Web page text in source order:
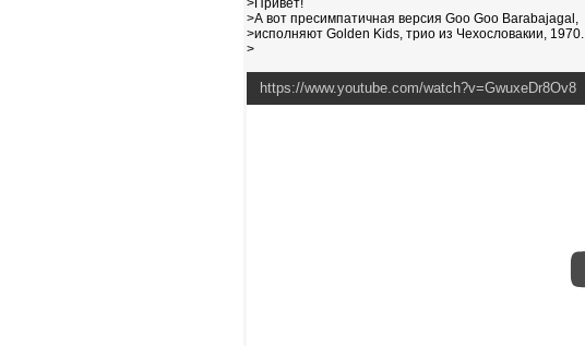
>Привет!
>А вот пресимпатичная версия Goo Goo Barabajagal,
>исполняют Golden Kids, трио из Чехословакии, 1970.
>
https://www.youtube.com/watch?v=GwuxeDr8Ov8